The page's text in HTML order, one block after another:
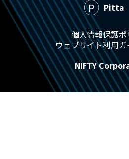
Pitta
個人情報保護ポ
ウェブサイト利用
NIFTY